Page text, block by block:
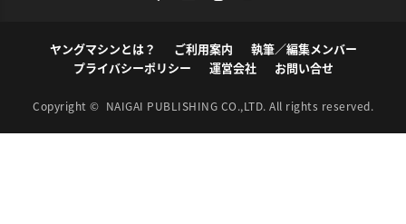
ヤングマシンとは？ ご利用案内
執筆／編集メンバー
プライバシーポリシー
運営会社 お問い合せ
Copyright © NAIGAI PUBLISHING CO.,LTD. All rights reserved.